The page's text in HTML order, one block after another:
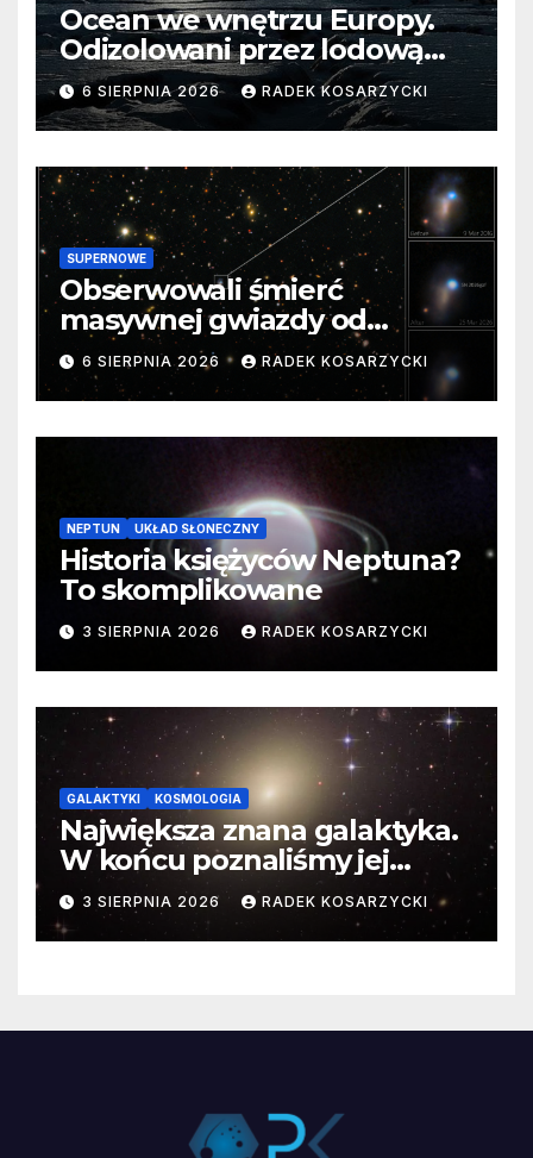
Ocean we wnętrzu Europy.
Odizolowani przez lodową
barierę
6 SIERPNIA 2026 RADEK KOSARZYCKI
SUPERNOWE
Obserwowali śmierć
masywnej gwiazdy od
samego początku. Niezwykle
cenne dane
6 SIERPNIA 2026 RADEK KOSARZYCKI
NEPTUN UKŁAD SŁONECZNY
Historia księżyców Neptuna?
To skomplikowane
3 SIERPNIA 2026 RADEK KOSARZYCKI
GALAKTYKI KOSMOLOGIA
Największa znana galaktyka.
W końcu poznaliśmy jej
faktyczne wymiary
3 SIERPNIA 2026 RADEK KOSARZYCKI